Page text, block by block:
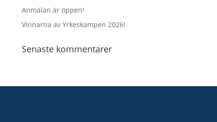
Anmälan är öppen!
Vinnarna av Yrkeskampen 2026!
Senaste kommentarer